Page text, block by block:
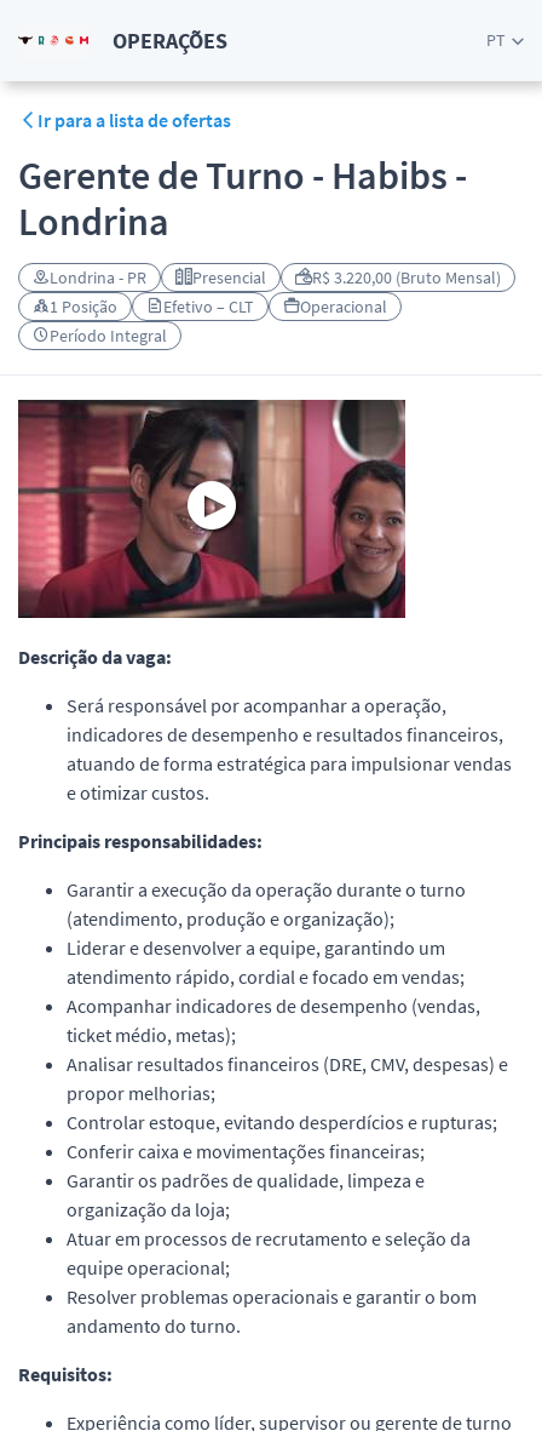
OPERAÇÕES PT
Ir para a lista de ofertas
Gerente de Turno - Habibs -
Londrina
Londrina - PR Presencial
R$ 3.220,00 (Bruto Mensal)
1 Posição
Efetivo – CLT
Operacional
Período Integral
Descrição da vaga:
Será responsável por acompanhar a operação,
indicadores de desempenho e resultados financeiros,
atuando de forma estratégica para impulsionar vendas
e otimizar custos.
Principais responsabilidades:
Garantir a execução da operação durante o turno
(atendimento, produção e organização);
Liderar e desenvolver a equipe, garantindo um
atendimento rápido, cordial e focado em vendas;
Acompanhar indicadores de desempenho (vendas,
ticket médio, metas);
Analisar resultados financeiros (DRE, CMV, despesas) e
propor melhorias;
Controlar estoque, evitando desperdícios e rupturas;
Conferir caixa e movimentações financeiras;
Garantir os padrões de qualidade, limpeza e
organização da loja;
Atuar em processos de recrutamento e seleção da
equipe operacional;
Resolver problemas operacionais e garantir o bom
andamento do turno.
Requisitos:
Experiência como líder, supervisor ou gerente de turno